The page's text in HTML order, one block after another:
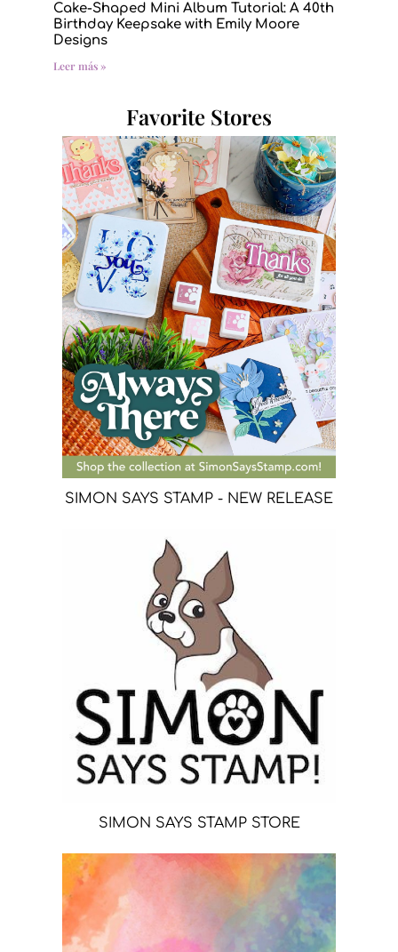
Cake-Shaped Mini Album Tutorial: A 40th
Birthday Keepsake with Emily Moore
Designs
Leer más »
Favorite Stores
SIMON SAYS STAMP - NEW RELEASE
SIMON SAYS STAMP STORE